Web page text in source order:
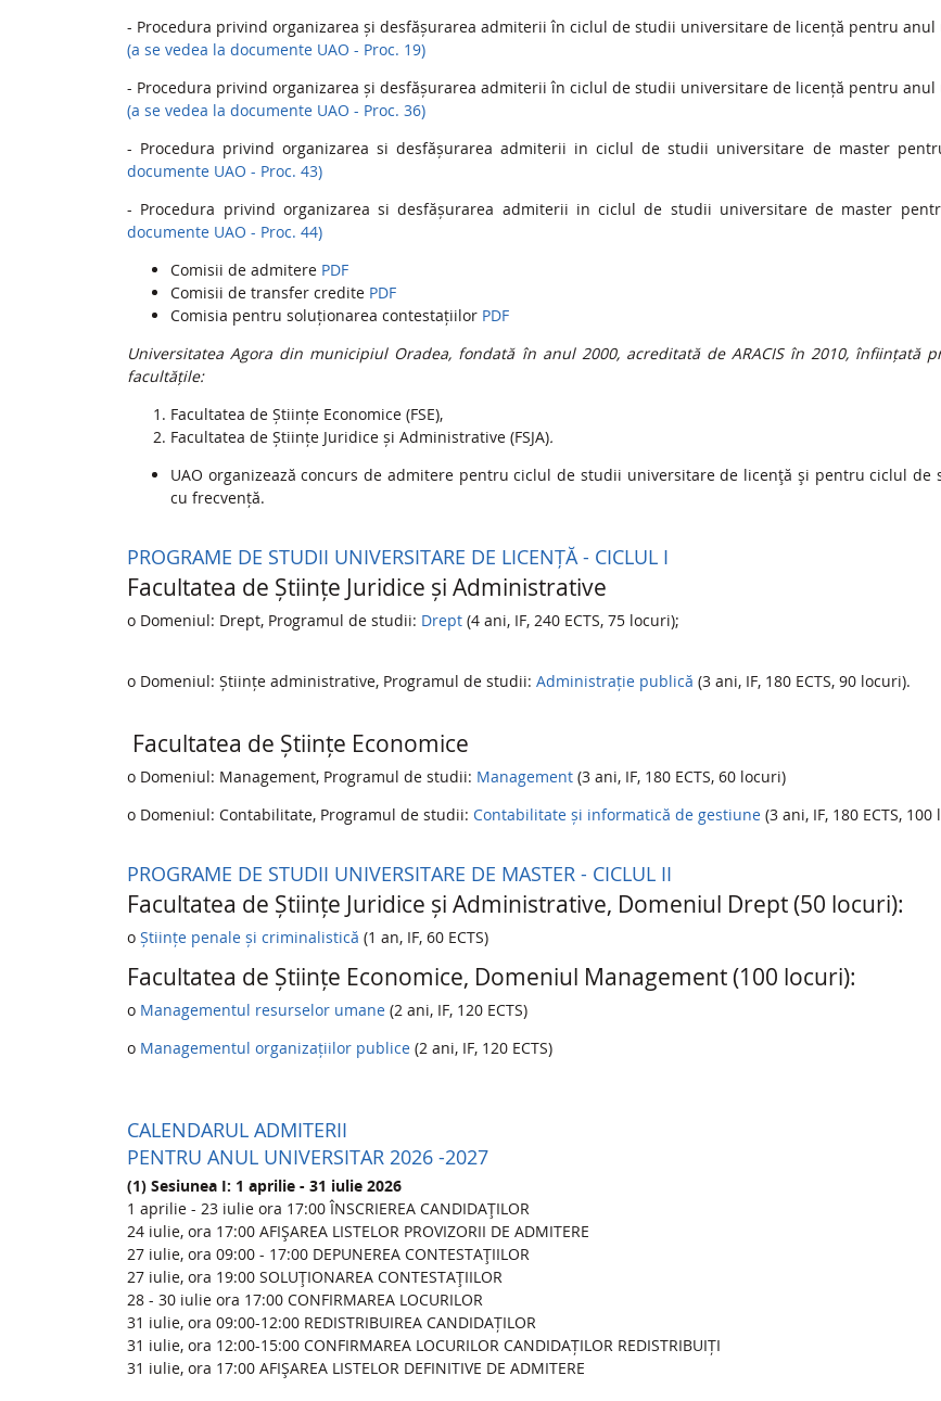
- Procedura privind organizarea și desfășurarea admiterii în ciclul de studii universitare de licență pentru anul
(a se vedea la documente UAO - Proc. 19)
- Procedura privind organizarea și desfășurarea admiterii în ciclul de studii universitare de licență pentru anul
(a se vedea la documente UAO - Proc. 36)
- Procedura privind organizarea si desfășurarea admiterii in ciclul de studii universitare de master
documente UAO - Proc. 43)
- Procedura privind organizarea si desfășurarea admiterii in ciclul de studii universitare de master
documente UAO - Proc. 44)
Comisii de admitere PDF
Comisii de transfer credite PDF
Comisia pentru soluționarea contestațiilor PDF
Universitatea Agora din municipiul Oradea, fondată în anul 2000, acreditată de ARACIS în 2010, înființată
facultățile:
Facultatea de Științe Economice (FSE),
Facultatea de Științe Juridice și Administrative (FSJA).
UAO organizează concurs de admitere pentru ciclul de studii universitare de licenţă şi pentru ciclul
cu frecvență.
PROGRAME DE STUDII UNIVERSITARE DE LICENȚĂ - CICLUL I
Facultatea de Științe Juridice și Administrative
o Domeniul: Drept, Programul de studii: Drept (4 ani, IF, 240 ECTS, 75 locuri);
o Domeniul: Științe administrative, Programul de studii: Administrație publică (3 ani, IF, 180 ECTS, 90 locuri).
Facultatea de Științe Economice
o Domeniul: Management, Programul de studii: Management (3 ani, IF, 180 ECTS, 60 locuri)
o Domeniul: Contabilitate, Programul de studii: Contabilitate și informatică de gestiune (3 ani, IF, 180 ECTS,
PROGRAME DE STUDII UNIVERSITARE DE MASTER - CICLUL II
Facultatea de Științe Juridice și Administrative, Domeniul Drept (50 locuri):
o Științe penale și criminalistică (1 an, IF, 60 ECTS)
Facultatea de Științe Economice, Domeniul Management (100 locuri):
o Managementul resurselor umane (2 ani, IF, 120 ECTS)
o Managementul organizațiilor publice (2 ani, IF, 120 ECTS)
CALENDARUL ADMITERII
PENTRU ANUL UNIVERSITAR 2026 -2027
(1) Sesiunea I: 1 aprilie - 31 iulie 2026
1 aprilie - 23 iulie ora 17:00 ÎNSCRIEREA CANDIDAŢILOR
24 iulie, ora 17:00 AFIŞAREA LISTELOR PROVIZORII DE ADMITERE
27 iulie, ora 09:00 - 17:00 DEPUNEREA CONTESTAŢIILOR
27 iulie, ora 19:00 SOLUŢIONAREA CONTESTAŢIILOR
28 - 30 iulie ora 17:00 CONFIRMAREA LOCURILOR
31 iulie, ora 09:00-12:00 REDISTRIBUIREA CANDIDAȚILOR
31 iulie, ora 12:00-15:00 CONFIRMAREA LOCURILOR CANDIDAȚILOR REDISTRIBUIȚI
31 iulie, ora 17:00 AFIŞAREA LISTELOR DEFINITIVE DE ADMITERE